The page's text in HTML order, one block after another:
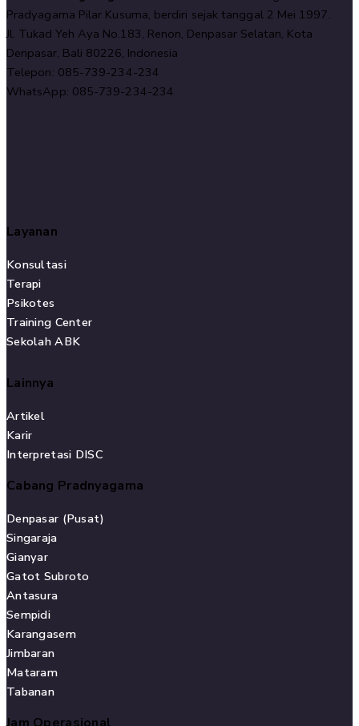
Pradyagama Pilar Kusuma, berdiri sejak tanggal 2 Mei 1997.
Jl. Tukad Yeh Aya No.183, Renon, Denpasar Selatan, Kota
Denpasar, Bali 80226, Indonesia
Telepon: 085-739-234-234
WhatsApp: 085-739-234-234
Layanan
Konsultasi
Terapi
Psikotes
Training Center
Sekolah ABK
Lainnya
Artikel
Karir
Interpretasi DISC
Cabang Pradnyagama
Denpasar (Pusat)
Singaraja
Gianyar
Gatot Subroto
Antasura
Sempidi
Karangasem
Jimbaran
Mataram
Tabanan